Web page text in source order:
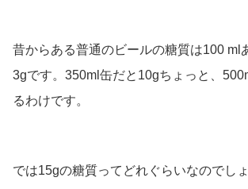
昔からある普通のビールの糖質は100 ml
3gです。350ml缶だと10gちょっと、
るわけです。
では15gの糖質ってどれぐらいなのでし